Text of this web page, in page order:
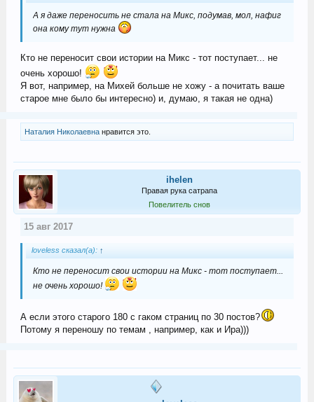
А я даже переносить не стала на Микс, подумав, мол, нафиг
она кому тут нужна
Кто не переносит свои истории на Микс - тот поступает... не
очень хорошо!
Я вот, например, на Михей больше не хожу - а почитать ваше
старое мне было бы интересно) и, думаю, я такая не одна)
Наталия Николаевнанравится это.
ihelen
Правая рука сатрапа
Повелитель снов
15 авг 2017
loveless сказал(а): ↑
Кто не переносит свои истории на Микс - тот поступает...
не очень хорошо!
А если этого старого 180 с гаком страниц по 30 постов?
Потому я переношу по темам , например, как и Ира)))